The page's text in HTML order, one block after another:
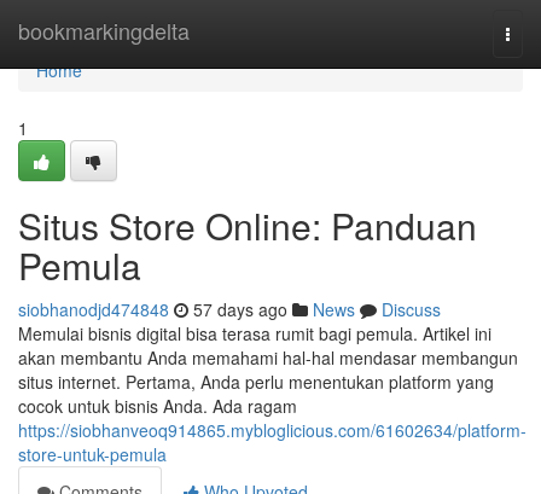
bookmarkingdelta
Home
Home
1
Situs Store Online: Panduan
Pemula
siobhanodjd474848 57 days ago News
Discuss
Memulai bisnis digital bisa terasa rumit bagi pemula. Artikel ini
akan membantu Anda memahami hal-hal mendasar membangun
situs internet. Pertama, Anda perlu menentukan platform yang
cocok untuk bisnis Anda. Ada ragam
https://siobhanveoq914865.mybloglicious.com/61602634/platform-
store-untuk-pemula